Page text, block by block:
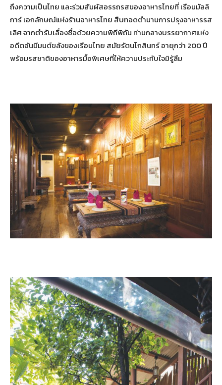
ถึงความเป็นไทย และร่วมสัมผัสอรรถรสของอาหารไทยที่ เรือนมัลลิ
การ์ เอกลักษณ์แห่งร้านอาหารไทย สืบทอดตำนานการปรุงอาหารรส
เลิศ จากตำรับเลื่องชื่อด้วยความพิถีพิถัน ท่ามกลางบรรยากาศแห่ง
อดีตอันมีมนต์ขลังของเรือนไทย สมัยรัตนโกสินทร์ อายุกว่า 200 ปี
พร้อมรสชาติของอาหารมื้อพิเศษที่ให้ความประทับใจมิรู้ลืม